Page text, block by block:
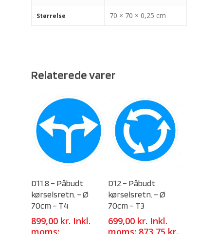
Størrelse 70 × 70 × 0,25 cm
Relaterede varer
Select Options
D11.8 – Påbudt
kørselsretn. – Ø
70cm – T4
899,00 kr. Inkl.
moms:
Select Options
D12 – Påbudt
kørselsretn. – Ø
70cm – T3
699,00 kr. Inkl.
moms: 873,75 kr.